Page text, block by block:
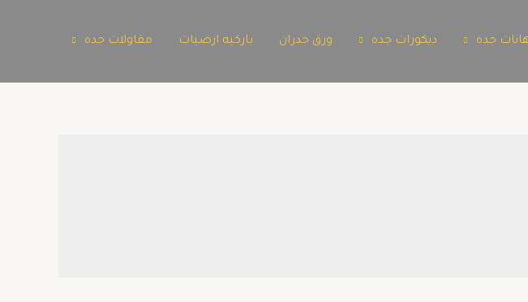
جده ديكورات جده ورق جدران باركيه ارضيات مقاولات جده